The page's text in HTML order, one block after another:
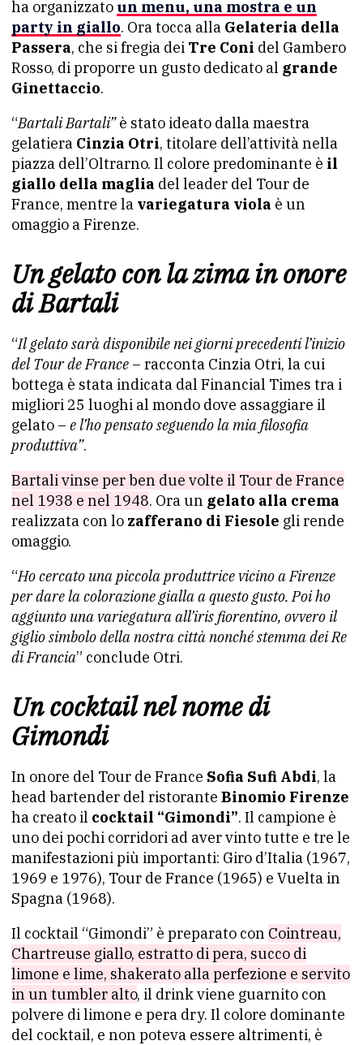
ha organizzato un menu, una mostra e un
party in giallo. Ora tocca alla Gelateria della
Passera, che si fregia dei Tre Coni del Gambero
Rosso, di proporre un gusto dedicato al grande
Ginettaccio.
“Bartali Bartali”è stato ideato dalla maestra
gelatiera Cinzia Otri, titolare dell’attività nella
piazza dell’Oltrarno. Il colore predominante è il
giallo della maglia del leader del Tour de
France, mentre la variegatura viola è un
omaggio a Firenze.
Un gelato con la zima in onore
di Bartali
“Il gelato sarà disponibile nei giorni precedenti l’inizio
del Tour de France – racconta Cinzia Otri, la cui
bottega è stata indicata dal Financial Times tra i
migliori 25 luoghi al mondo dove assaggiare il
gelato – e l’ho pensato seguendo la mia filosofia
produttiva”.
Bartali vinse per ben due volte il Tour de France
nel 1938 e nel 1948. Ora un gelato alla crema
realizzata con lo zafferano di Fiesole gli rende
omaggio.
“Ho cercato una piccola produttrice vicino a Firenze
per dare la colorazione gialla a questo gusto. Poi ho
aggiunto una variegatura all’iris fiorentino, ovvero il
giglio simbolo della nostra città nonché stemma dei Re
di Francia” conclude Otri.
Un cocktail nel nome di
Gimondi
In onore del Tour de France Sofia Sufi Abdi, la
head bartender del ristorante Binomio Firenze
ha creato il cocktail “Gimondi”. Il campione è
uno dei pochi corridori ad aver vinto tutte e tre le
manifestazioni più importanti: Giro d’Italia (1967,
1969 e 1976), Tour de France (1965) e Vuelta in
Spagna (1968).
Il cocktail “Gimondi” è preparato con Cointreau,
Chartreuse giallo, estratto di pera, succo di
limone e lime, shakerato alla perfezione e servito
in un tumbler alto, il drink viene guarnito con
polvere di limone e pera dry. Il colore dominante
del cocktail, e non poteva essere altrimenti, è